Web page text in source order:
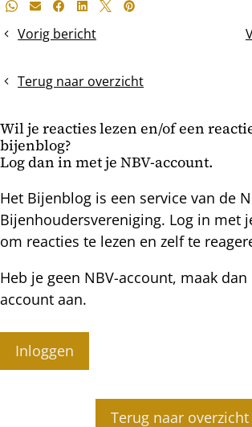
bericht
Whatsapp
E-mailFacebook
LinkedIn
X Pinterest
Vorig bericht
Jonge
handhaven
groot
broednest
Terug naar overzicht
Wil je reacties lezen en/of een
bijenblog?
Log dan in met je NBV-account.
Het Bijenblog is een service van de
Bijenhoudersvereniging. Log in met
om reacties te lezen en zelf te
Heb je geen NBV-account, maak
account aan.
Inloggen
Terug naar overzicht